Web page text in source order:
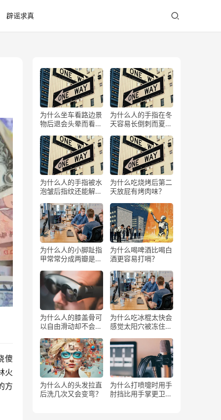
辟谣求真
傻
火
方
为什么坐车看路边景
物后退会头晕而看前
为什么人的手指在冬
天容易长倒刺而夏天
为什么人的手指被水
泡皱后指纹还能解锁
为什么吃烧烤后第二
天放屁有烤肉味？
为什么人的小脚趾指
甲常常分成两瓣是返
为什么喝啤酒比喝白
酒更容易打嗝？
为什么人的膝盖骨可
以自由滑动却不会掉
为什么吃冰棍太快会
感觉太阳穴被冻住了
为什么人的头发拉直
后洗几次又会变弯？
为什么打喷嚏时用手
肘挡比用手掌更卫